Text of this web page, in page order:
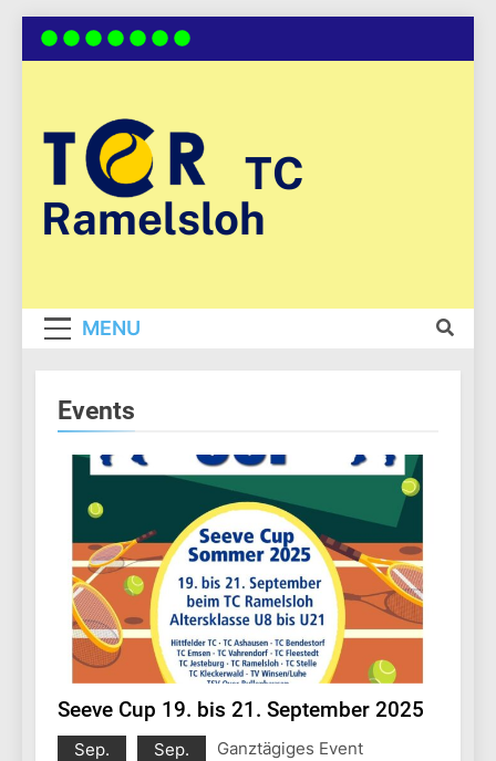
Skip
TC
Ramelsloh
MENU
Events
Seeve Cup 19. bis 21. September 2025
Sep.
Sep.
Ganztägiges Event